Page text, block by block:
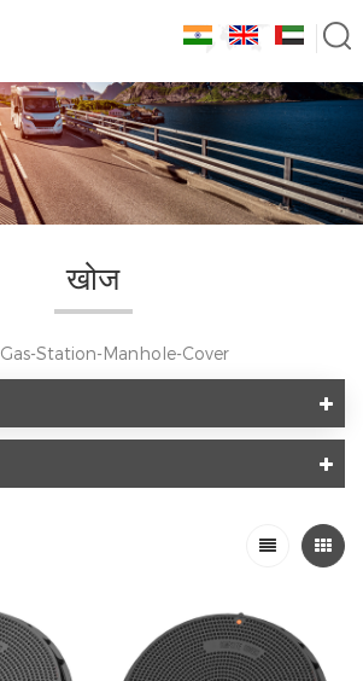
खोज
Gas-Station-Manhole-Cover